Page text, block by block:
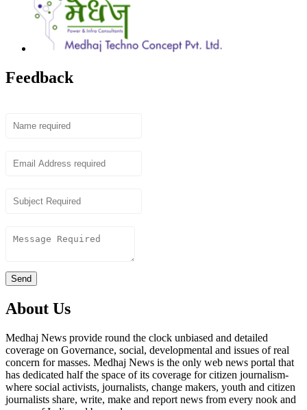
Feedback
Send
About Us
Medhaj News provide round the clock unbiased and detailed
coverage on Governance, social, developmental and issues of real
concern for masses. Medhaj News is the only web news portal that
has dedicated half the space of its coverage for citizen journalism-
where social activists, journalists, change makers, youth and citizen
journalists share, write, make and report news from every nook and